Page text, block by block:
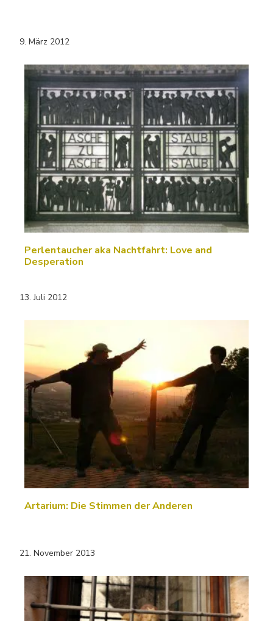
9. März 2012
Perlentaucher aka Nachtfahrt: Love and
Desperation
13. Juli 2012
Artarium: Die Stimmen der Anderen
21. November 2013